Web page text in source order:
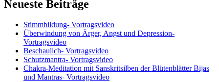
Neueste Beiträge
Stimmbildung- Vortragsvideo
Überwindung von Ärger, Angst und Depression-
Vortragsvideo
Beschaulich- Vortragsvideo
Schutzmantra- Vortragsvideo
Chakra-Meditation mit Sanskritsilben der Blütenblätter Bijas
und Mantras- Vortragsvideo